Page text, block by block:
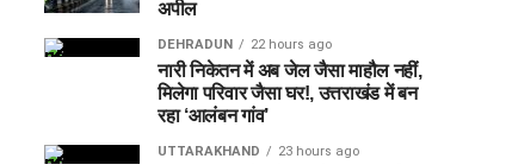
अपील
DEHRADUN 22 hours ago
नारी निकेतन में अब जेल जैसा माहौल नहीं,
मिलेगा परिवार जैसा घर!, उत्तराखंड में बन
रहा ‘आलंबन गांव’
UTTARAKHAND 23 hours ago